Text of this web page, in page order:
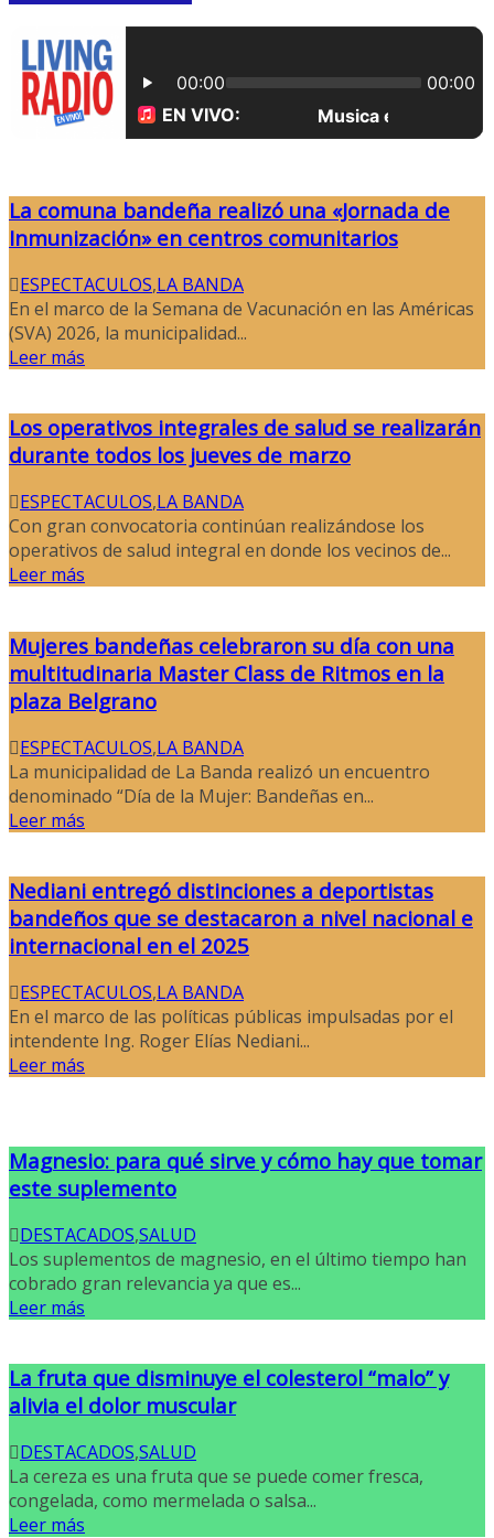
La comuna bandeña realizó una «Jornada de
Inmunización» en centros comunitarios
ESPECTACULOS,LA BANDA
En el marco de la Semana de Vacunación en las Américas
(SVA) 2026, la municipalidad...
Leer más
Los operativos integrales de salud se realizarán
durante todos los jueves de marzo
ESPECTACULOS,LA BANDA
Con gran convocatoria continúan realizándose los
operativos de salud integral en donde los vecinos de...
Leer más
Mujeres bandeñas celebraron su día con una
multitudinaria Master Class de Ritmos en la
plaza Belgrano
ESPECTACULOS,LA BANDA
La municipalidad de La Banda realizó un encuentro
denominado “Día de la Mujer: Bandeñas en...
Leer más
Nediani entregó distinciones a deportistas
bandeños que se destacaron a nivel nacional e
internacional en el 2025
ESPECTACULOS,LA BANDA
En el marco de las políticas públicas impulsadas por el
intendente Ing. Roger Elías Nediani...
Leer más
Magnesio: para qué sirve y cómo hay que tomar
este suplemento
DESTACADOS,SALUD
Los suplementos de magnesio, en el último tiempo han
cobrado gran relevancia ya que es...
Leer más
La fruta que disminuye el colesterol “malo” y
alivia el dolor muscular
DESTACADOS,SALUD
La cereza es una fruta que se puede comer fresca,
congelada, como mermelada o salsa...
Leer más